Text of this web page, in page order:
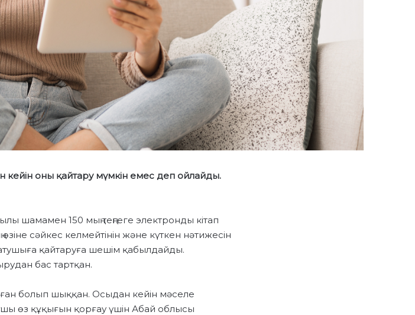
кейін оны қайтару мүмкін емес деп ойлайды.
шамамен 150 мың теңгеге электронды кітап
сәйкес келмейтінін және күткен нәтижесін
қайтаруға шешім қабылдайды.
бас тартқан.
болып шыққан. Осыдан кейін мәселе
өз құқығын қорғау үшін Абай облысы